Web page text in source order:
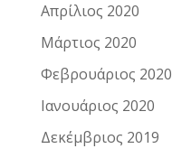
Απρίλιος 2020
Μάρτιος 2020
Φεβρουάριος 2020
Ιανουάριος 2020
Δεκέμβριος 2019